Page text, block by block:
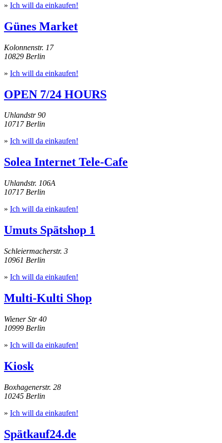
» Ich will da einkaufen!
Günes Market
Kolonnenstr. 17
10829 Berlin
» Ich will da einkaufen!
OPEN 7/24 HOURS
Uhlandstr 90
10717 Berlin
» Ich will da einkaufen!
Solea Internet Tele-Cafe
Uhlandstr. 106A
10717 Berlin
» Ich will da einkaufen!
Umuts Spätshop 1
Schleiermacherstr. 3
10961 Berlin
» Ich will da einkaufen!
Multi-Kulti Shop
Wiener Str 40
10999 Berlin
» Ich will da einkaufen!
Kiosk
Boxhagenerstr. 28
10245 Berlin
» Ich will da einkaufen!
Spätkauf24.de